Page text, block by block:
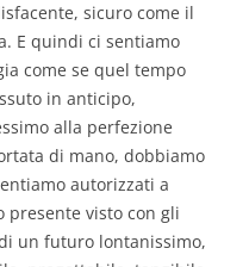
sicuro come il
E quindi ci sentiamo
come se quel tempo
in anticipo,
alla perfezione
di mano, dobbiamo
autorizzati a
presente visto con gli
un futuro lontanissimo,